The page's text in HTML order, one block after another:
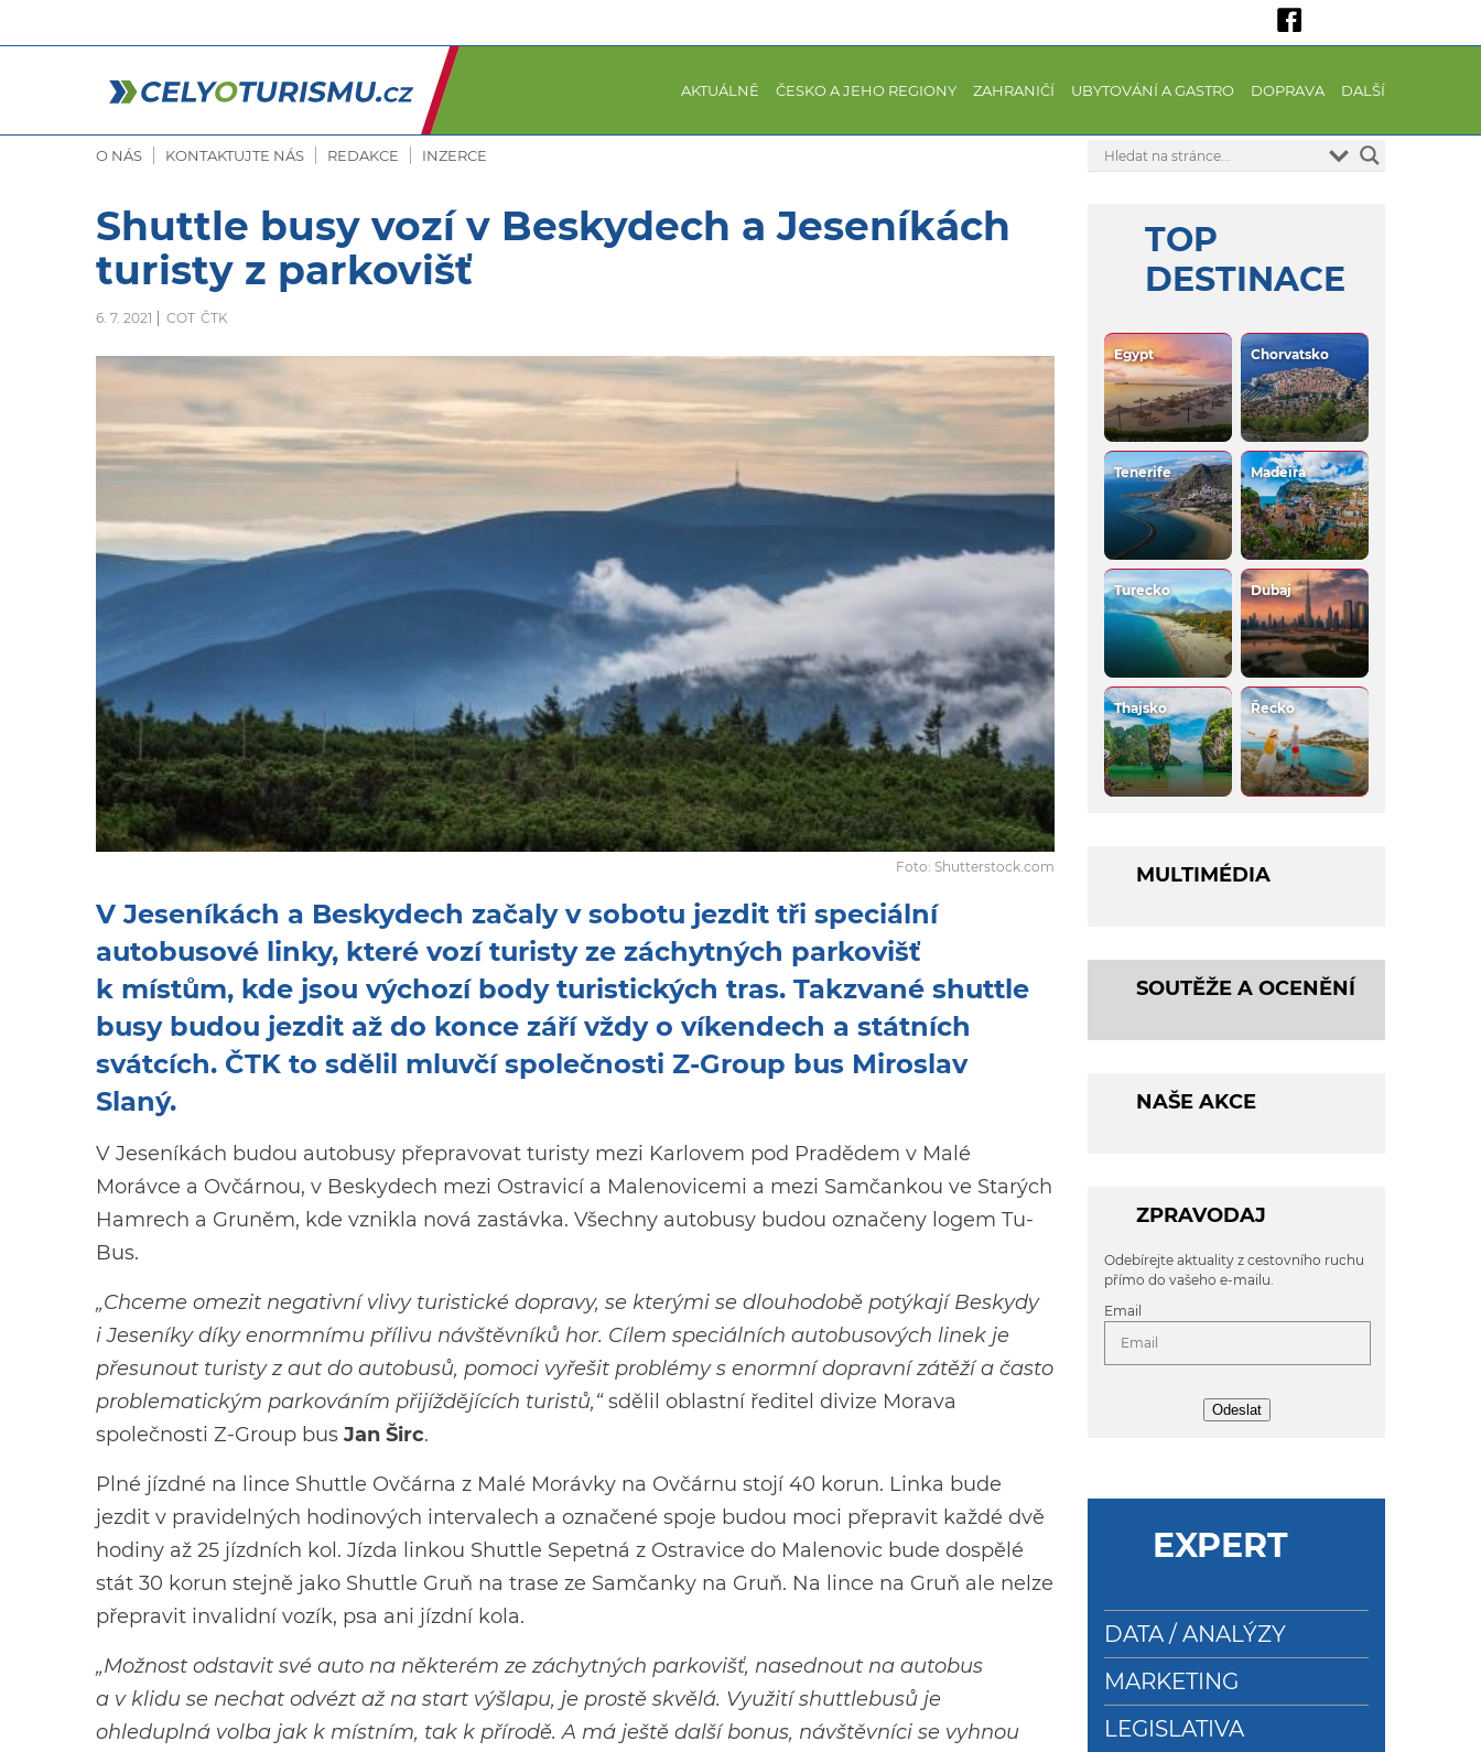
AKTUÁLNĚ ČESKO A JEHO REGIONY ZAHRANIČÍ UBYTOVÁNÍ A GASTRO DOPRAVA DALŠÍ
O NÁS KONTAKTUJTE NÁS REDAKCE INZERCE
Shuttle busy vozí v Beskydech a Jeseníkách
turisty z parkovišť
6. 7. 2021 COT ČTK
Foto: Shutterstock.com
V Jeseníkách a Beskydech začaly v sobotu jezdit tři speciální
autobusové linky, které vozí turisty ze záchytných parkovišť
k místům, kde jsou výchozí body turistických tras. Takzvané shuttle
busy budou jezdit až do konce září vždy o víkendech a státních
svátcích. ČTK to sdělil mluvčí společnosti Z-Group bus Miroslav
Slaný.
V Jeseníkách budou autobusy přepravovat turisty mezi Karlovem pod Pradědem v Malé
Morávce a Ovčárnou, v Beskydech mezi Ostravicí a Malenovicemi a mezi Samčankou ve Starých
Hamrech a Gruněm, kde vznikla nová zastávka. Všechny autobusy budou označeny logem Tu-
Bus.
„Chceme omezit negativní vlivy turistické dopravy, se kterými se dlouhodobě potýkají Beskydy
i Jeseníky díky enormnímu přílivu návštěvníků hor. Cílem speciálních autobusových linek je
přesunout turisty z aut do autobusů, pomoci vyřešit problémy s enormní dopravní zátěží a často
problematickým parkováním přijíždějících turistů,“sdělil oblastní ředitel divize Morava
společnosti Z-Group bus Jan Širc.
Plné jízdné na lince Shuttle Ovčárna z Malé Morávky na Ovčárnu stojí 40 korun. Linka bude
jezdit v pravidelných hodinových intervalech a označené spoje budou moci přepravit každé dvě
hodiny až 25 jízdních kol. Jízda linkou Shuttle Sepetná z Ostravice do Malenovic bude dospělé
stát 30 korun stejně jako Shuttle Gruň na trase ze Samčanky na Gruň. Na lince na Gruň ale nelze
přepravit invalidní vozík, psa ani jízdní kola.
„Možnost odstavit své auto na některém ze záchytných parkovišť, nasednout na autobus
a v klidu se nechat odvézt až na start výšlapu, je prostě skvělá. Využití shuttlebusů je
ohleduplná volba jak k místním, tak k přírodě. A má ještě další bonus, návštěvníci se vyhnou
TOP
DESTINACE
Egypt Chorvatsko
Tenerife Madeira
Turecko Dubaj
Thajsko Řecko
MULTIMÉDIA
SOUTĚŽE A OCENĚNÍ
NAŠE AKCE
ZPRAVODAJ
Odebírejte aktuality z cestovního ruchu
přímo do vašeho e-mailu.
Email
Odeslat
EXPERT
DATA / ANALÝZY
MARKETING
LEGISLATIVA